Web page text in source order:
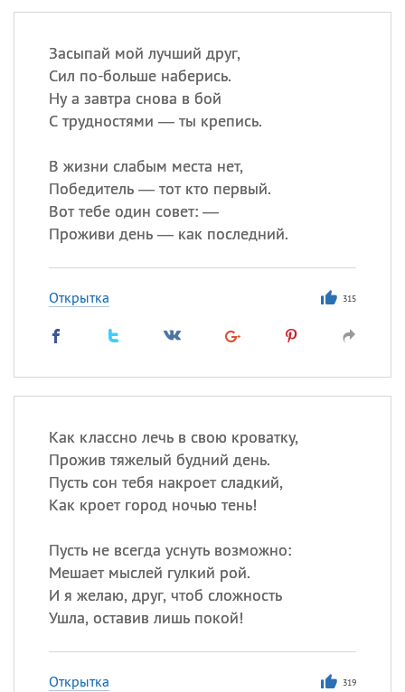
Засыпай мой лучший друг,
Сил по-больше наберись.
Ну а завтра снова в бой
С трудностями — ты крепись.
В жизни слабым места нет,
Победитель — тот кто первый.
Вот тебе один совет: —
Проживи день — как последний.
Открытка 315
Как классно лечь в свою кроватку,
Прожив тяжелый будний день.
Пусть сон тебя накроет сладкий,
Как кроет город ночью тень!
Пусть не всегда уснуть возможно:
Мешает мыслей гулкий рой.
И я желаю, друг, чтоб сложность
Ушла, оставив лишь покой!
Открытка 319